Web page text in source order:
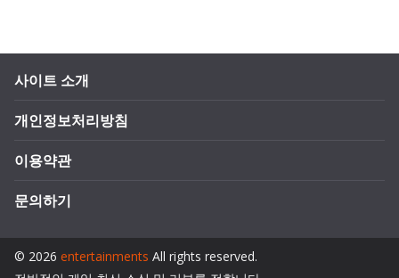
사이트 소개
개인정보처리방침
이용약관
문의하기
© 2026 entertainments All rights reserved.